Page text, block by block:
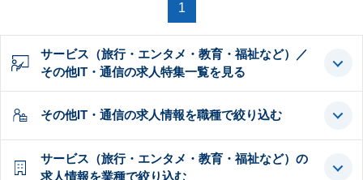
1
サービス（旅行・エンタメ・教育・福祉など）／
その他IT・通信の求人特集一覧を見る
その他IT・通信の求人情報を職種で絞り込む
サービス（旅行・エンタメ・教育・福祉など）の
求人情報を業種で絞り込む